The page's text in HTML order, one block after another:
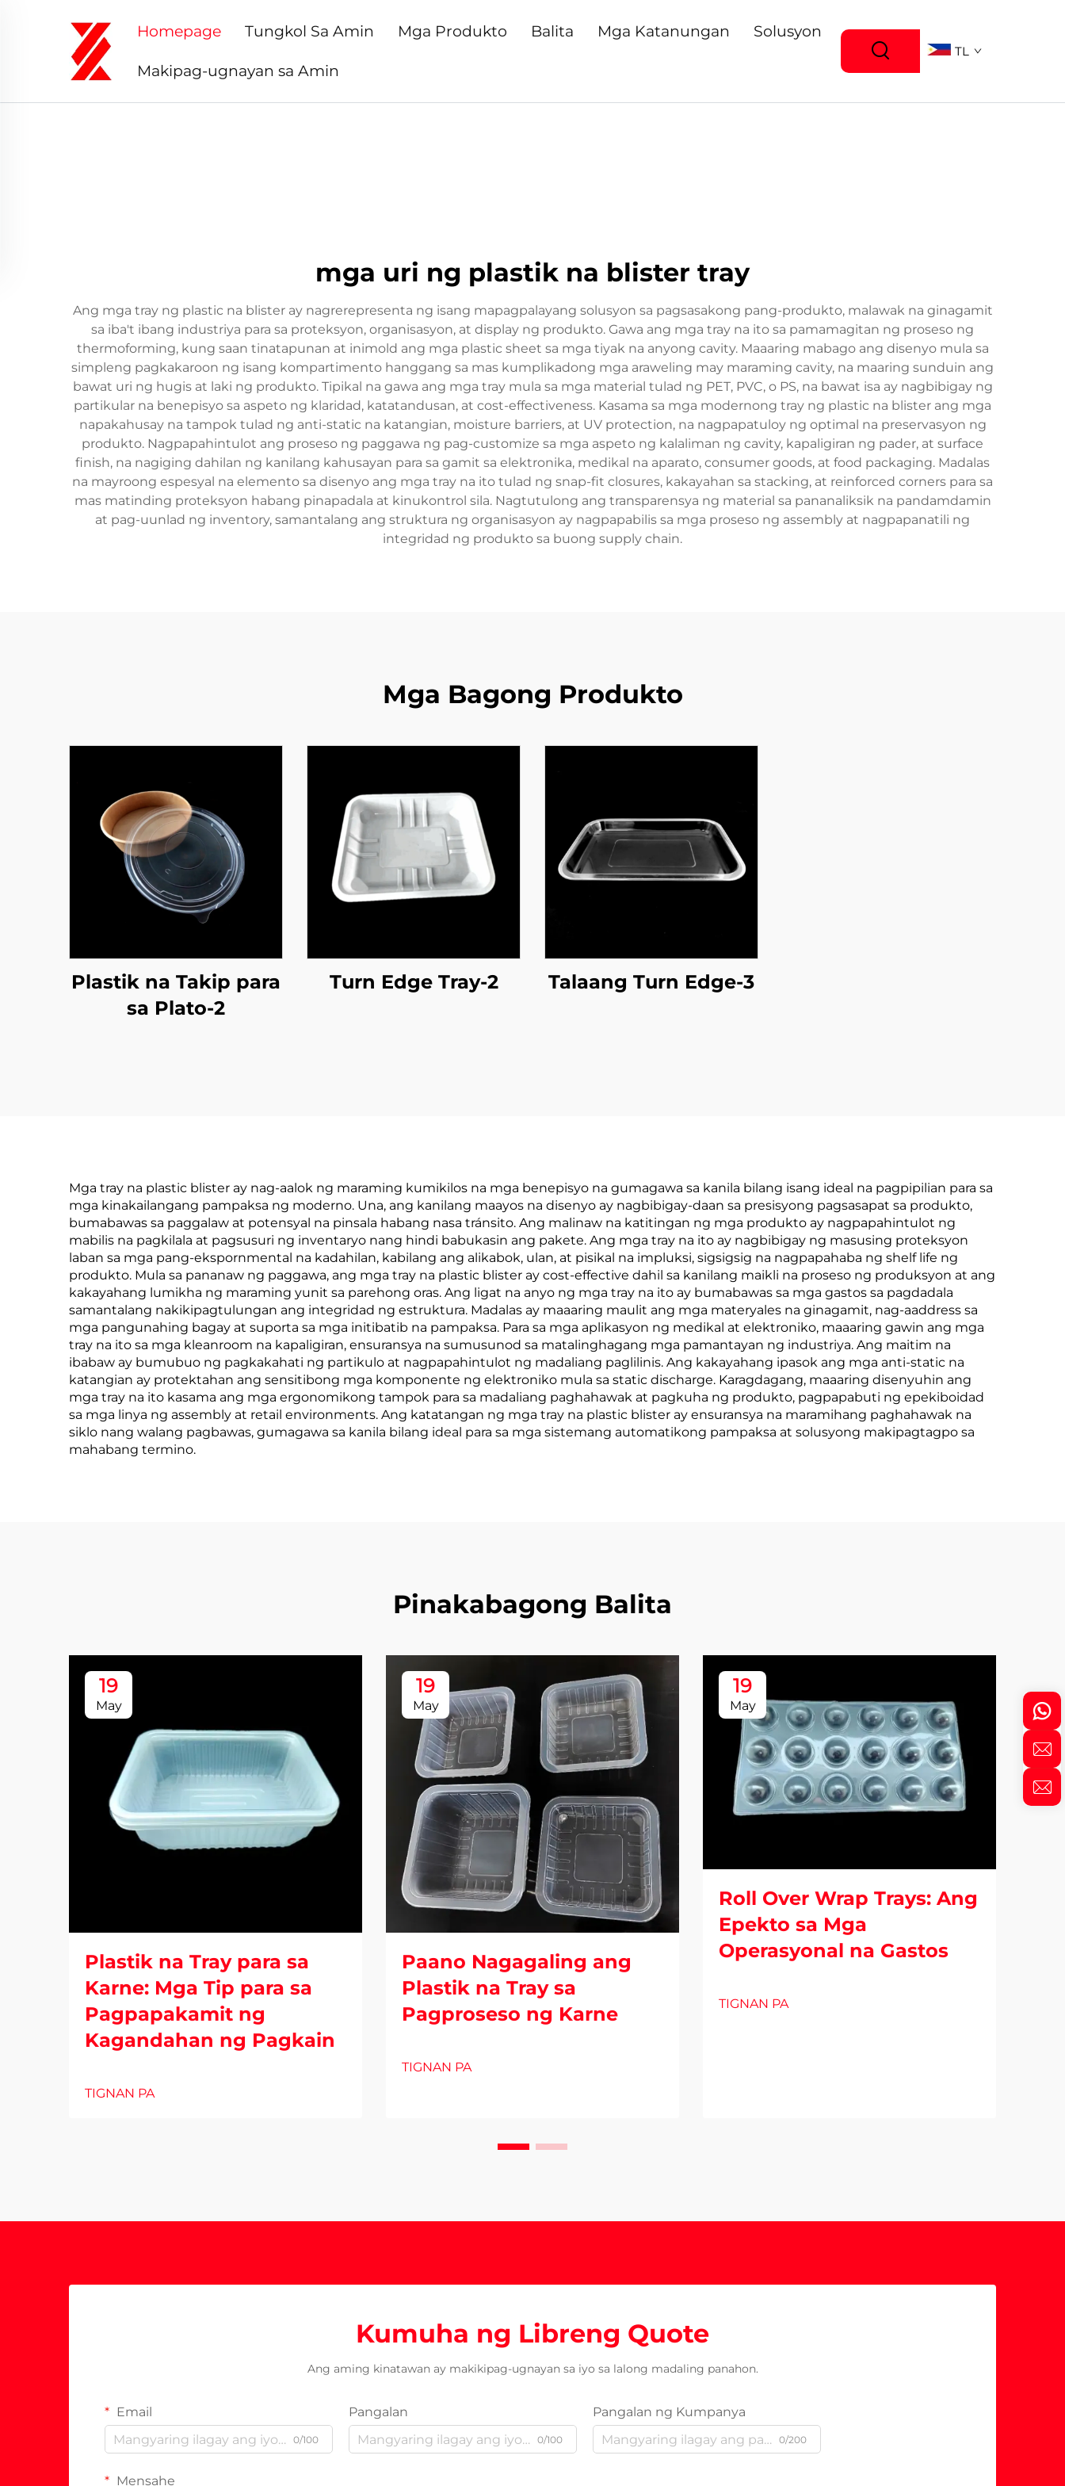
Homepage Tungkol Sa Amin Mga Produkto Balita Mga Katanungan Solusyon
Makipag-ugnayan sa Amin
TL
mga uri ng plastik na blister tray
Ang mga tray ng plastic na blister ay nagrerepresenta ng isang mapagpalayang solusyon sa pagsasakong pang-produkto, malawak na ginagamit
sa iba't ibang industriya para sa proteksyon, organisasyon, at display ng produkto. Gawa ang mga tray na ito sa pamamagitan ng proseso ng
thermoforming, kung saan tinatapunan at inimold ang mga plastic sheet sa mga tiyak na anyong cavity. Maaaring mabago ang disenyo mula sa
simpleng pagkakaroon ng isang kompartimento hanggang sa mas kumplikadong mga araweling may maraming cavity, na maaring sunduin ang
bawat uri ng hugis at laki ng produkto. Tipikal na gawa ang mga tray mula sa mga material tulad ng PET, PVC, o PS, na bawat isa ay nagbibigay ng
partikular na benepisyo sa aspeto ng klaridad, katatandusan, at cost-effectiveness. Kasama sa mga modernong tray ng plastic na blister ang mga
napakahusay na tampok tulad ng anti-static na katangian, moisture barriers, at UV protection, na nagpapatuloy ng optimal na preservasyon ng
produkto. Nagpapahintulot ang proseso ng paggawa ng pag-customize sa mga aspeto ng kalaliman ng cavity, kapaligiran ng pader, at surface
finish, na nagiging dahilan ng kanilang kahusayan para sa gamit sa elektronika, medikal na aparato, consumer goods, at food packaging. Madalas
na mayroong espesyal na elemento sa disenyo ang mga tray na ito tulad ng snap-fit closures, kakayahan sa stacking, at reinforced corners para sa
mas matinding proteksyon habang pinapadala at kinukontrol sila. Nagtutulong ang transparensya ng material sa pananaliksik na pandamdamin
at pag-uunlad ng inventory, samantalang ang struktura ng organisasyon ay nagpapabilis sa mga proseso ng assembly at nagpapanatili ng
integridad ng produkto sa buong supply chain.
Mga Bagong Produkto
Plastik na Takip para
sa Plato-2
Turn Edge Tray-2 Talaang Turn Edge-3
Mga tray na plastic blister ay nag-aalok ng maraming kumikilos na mga benepisyo na gumagawa sa kanila bilang isang ideal na pagpipilian para sa
mga kinakailangang pampaksa ng moderno. Una, ang kanilang maayos na disenyo ay nagbibigay-daan sa presisyong pagsasapat sa produkto,
bumabawas sa paggalaw at potensyal na pinsala habang nasa tránsito. Ang malinaw na katitingan ng mga produkto ay nagpapahintulot ng
mabilis na pagkilala at pagsusuri ng inventaryo nang hindi babukasin ang pakete. Ang mga tray na ito ay nagbibigay ng masusing proteksyon
laban sa mga pang-ekspornmental na kadahilan, kabilang ang alikabok, ulan, at pisikal na impluksi, sigsigsig na nagpapahaba ng shelf life ng
produkto. Mula sa pananaw ng paggawa, ang mga tray na plastic blister ay cost-effective dahil sa kanilang maikli na proseso ng produksyon at ang
kakayahang lumikha ng maraming yunit sa parehong oras. Ang ligat na anyo ng mga tray na ito ay bumabawas sa mga gastos sa pagdadala
samantalang nakikipagtulungan ang integridad ng estruktura. Madalas ay maaaring maulit ang mga materyales na ginagamit, nag-aaddress sa
mga pangunahing bagay at suporta sa mga initibatib na pampaksa. Para sa mga aplikasyon ng medikal at elektroniko, maaaring gawin ang mga
tray na ito sa mga kleanroom na kapaligiran, ensuransya na sumusunod sa matalinghagang mga pamantayan ng industriya. Ang maitim na
ibabaw ay bumubuo ng pagkakahati ng partikulo at nagpapahintulot ng madaliang paglilinis. Ang kakayahang ipasok ang mga anti-static na
katangian ay protektahan ang sensitibong mga komponente ng elektroniko mula sa static discharge. Karagdagang, maaaring disenyuhin ang
mga tray na ito kasama ang mga ergonomikong tampok para sa madaliang paghahawak at pagkuha ng produkto, pagpapabuti ng epekiboidad
sa mga linya ng assembly at retail environments. Ang katatangan ng mga tray na plastic blister ay ensuransya na maramihang paghahawak na
siklo nang walang pagbawas, gumagawa sa kanila bilang ideal para sa mga sistemang automatikong pampaksa at solusyong makipagtagpo sa
mahabang termino.
Pinakabagong Balita
19
May
Plastik na Tray para sa
Karne: Mga Tip para sa
Pagpapakamit ng
Kagandahan ng Pagkain
TIGNAN PA
19
May
Paano Nagagaling ang
Plastik na Tray sa
Pagproseso ng Karne
TIGNAN PA
19
May
Roll Over Wrap Trays: Ang
Epekto sa Mga
Operasyonal na Gastos
TIGNAN PA
Kumuha ng Libreng Quote
Ang aming kinatawan ay makikipag-ugnayan sa iyo sa lalong madaling panahon.
Email
0/100
Pangalan
0/100
Pangalan ng Kumpanya
0/200
Mensahe